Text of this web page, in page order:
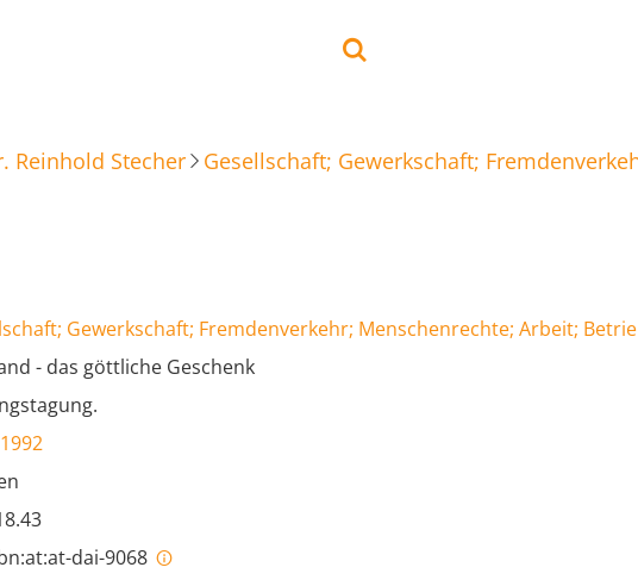
Reinhold Stecher Gesellschaft; Gewerkschaft;
Gewerkschaft; Fremdenverkehr; Menschenrechte; Arbeit;
- das göttliche Geschenk
dai-9068